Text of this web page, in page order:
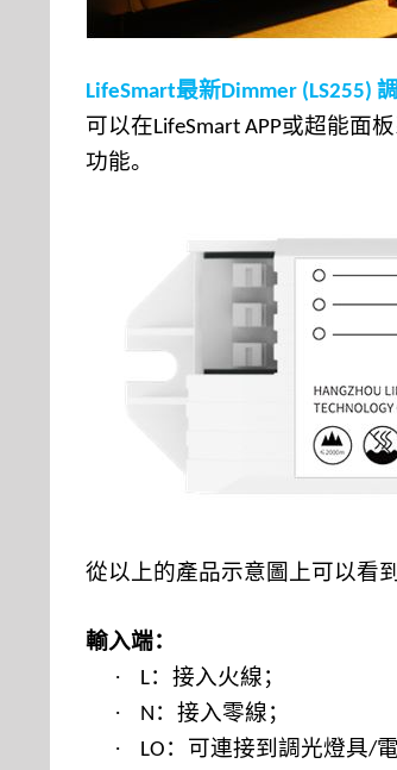
LifeSmart最新Dimmer (LS255)
可以在LifeSmart APP或超能面
功能。
從以上的產品示意圖上可以看
輸入端：
·
L：接入火線；
·
N ：接入零線；
·
LO ：可連接到調光燈具/